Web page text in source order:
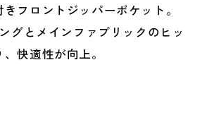
フロントジッパーポケット。
グとメインファブリックのヒッ
快適性が向上。